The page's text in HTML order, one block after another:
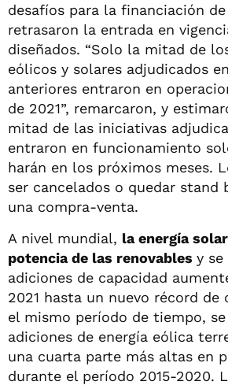
desafíos para la financiación
retrasaron la entrada en
diseñados. “Solo la mitad de
eólicos y solares adjudicados
anteriores entraron en
de 2021”, remarcaron, y
mitad de las iniciativas
entraron en funcionamiento
harán en los próximos meses.
ser cancelados o quedar stand
una compra-venta.
A nivel mundial, la energía
potencia de las renovables y se
adiciones de capacidad
2021 hasta un nuevo récord de
el mismo período de tiempo,
adiciones de energía eólica
una cuarta parte más altas en
durante el período 2015-2020.